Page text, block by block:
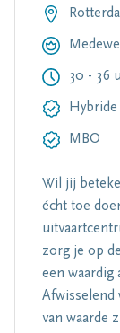
30 - 36
MBO
Wil jij
écht toe
zorg je op
een waardig
Afwisselend
van waarde